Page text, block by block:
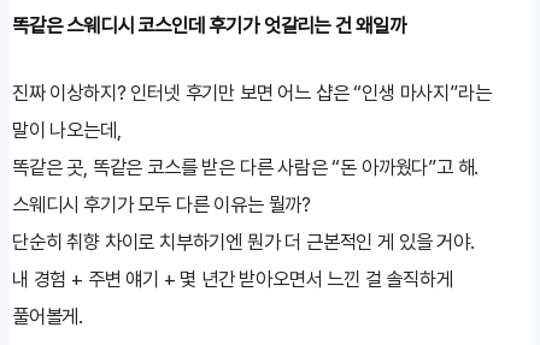
똑같은 스웨디시 코스인데 후기가 엇갈리는 건 왜일까
진짜 이상하지? 인터넷 후기만 보면 어느 샵은 “인생 마사지”라는
말이 나오는데,
똑같은 곳, 똑같은 코스를 받은 다른 사람은 “돈 아까웠다”고 해.
스웨디시 후기가 모두 다른 이유는 뭘까?
단순히 취향 차이로 치부하기엔 뭔가 더 근본적인 게 있을 거야.
내 경험 + 주변 얘기 + 몇 년간 받아오면서 느낀 걸 솔직하게
풀어볼게.